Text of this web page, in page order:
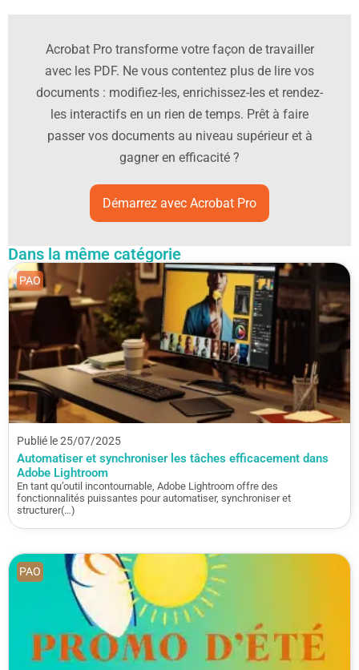
Acrobat Pro transforme votre façon de travailler
avec les PDF. Ne vous contentez plus de lire vos
documents : modifiez-les, enrichissez-les et rendez-
les interactifs en un rien de temps. Prêt à faire
passer vos documents au niveau supérieur et à
gagner en efficacité ?
Démarrez avec Acrobat Pro
Dans la même catégorie
Publié le 25/07/2025
Automatiser et synchroniser les tâches efficacement dans
Adobe Lightroom
En tant qu’outil incontournable, Adobe Lightroom offre des
fonctionnalités puissantes pour automatiser, synchroniser et
structurer(…)
PAO
PAO